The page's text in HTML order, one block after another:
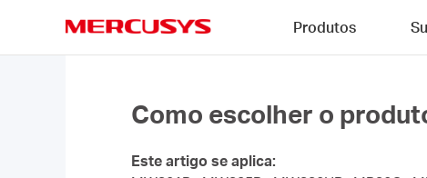
Produtos
Como escolher o
Este artigo se aplica: